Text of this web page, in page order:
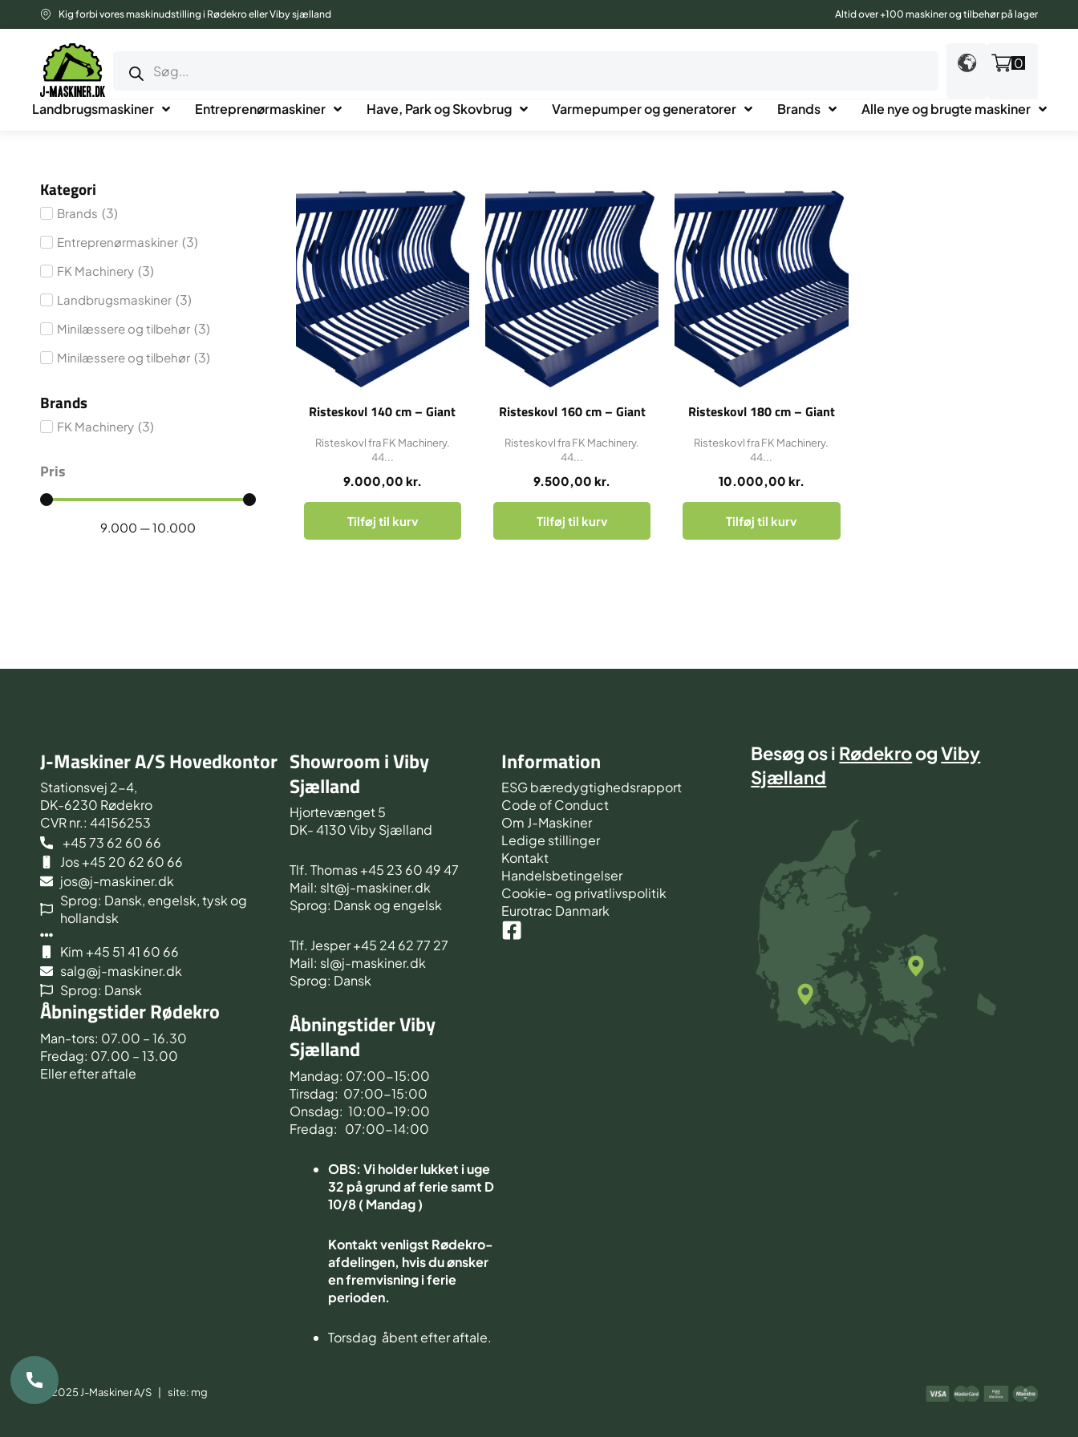
til
indholdet
Kig forbi vores maskinudstilling i Rødekro eller Viby sjælland Altid over +100 maskiner og tilbehør på lager
0
Landbrugsmaskiner Entreprenørmaskiner Have, Park og Skovbrug Varmepumper og generatorer Brands Alle nye og brugte maskiner
Kategori
Brands (3)
Entreprenørmaskiner (3)
FK Machinery (3)
Landbrugsmaskiner (3)
Minilæssere og tilbehør (3)
Minilæssere og tilbehør (3)
Brands
FK Machinery (3)
Pris
9.000 —10.000
Risteskovl 140 cm – Giant
9.000,00 kr.
Risteskovl fra FK Machinery.
44...
Tilføj til kurv
Risteskovl 160 cm – Giant
9.500,00kr.
Risteskovl fra FK Machinery.
44...
Tilføj til kurv
Risteskovl 180 cm – Giant
10.000,00 kr.
Risteskovl fra FK Machinery.
44...
Tilføj til kurv
J-Maskiner A/S Hovedkontor
Stationsvej 2-4,
DK-6230 Rødekro
CVR nr.: 44156253
+45 73 62 60 66
Jos +45 20 62 60 66
jos@j-maskiner.dk
Sprog: Dansk, engelsk, tysk og
hollandsk
Kim +45 51 41 60 66
salg@j-maskiner.dk
Sprog: Dansk
Åbningstider Rødekro
Man-tors: 07.00 – 16.30
Fredag: 07.00 – 13.00
Eller efter aftale
Showroom i Viby
Sjælland
Hjortevænget 5
DK- 4130 Viby Sjælland
Tlf. Thomas +45 23 60 49 47
Mail: slt@j-maskiner.dk
Sprog: Dansk og engelsk
Tlf. Jesper +45 24 62 77 27
Mail: sl@j-maskiner.dk
Sprog: Dansk
Åbningstider Viby
Sjælland
Mandag: 07:00-15:00
Tirsdag: 07:00-15:00
Onsdag: 10:00-19:00
Fredag: 07:00-14:00
OBS: Vi holder lukket i uge
32 på grund af ferie samt D
10/8 ( Mandag )
Kontakt venligst Rødekro-
afdelingen, hvis du ønsker
en fremvisning i ferie
perioden.
Torsdag åbent efter aftale.
Information
ESG bæredygtighedsrapport
Code of Conduct
Om J-Maskiner
Ledige stillinger
Kontakt
Handelsbetingelser
Cookie- og privatlivspolitik
Eurotrac Danmark
Besøg os i RødekroogViby
Sjælland
© 2025 J-Maskiner A/S | site: mg